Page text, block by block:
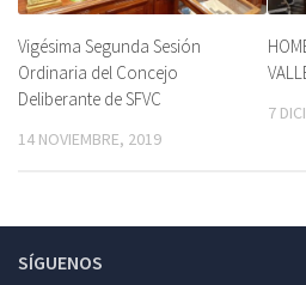
Vigésima Segunda Sesión
Ordinaria del Concejo
Deliberante de SFVC
14 NOVIEMBRE, 2019
7
SÍGUENOS